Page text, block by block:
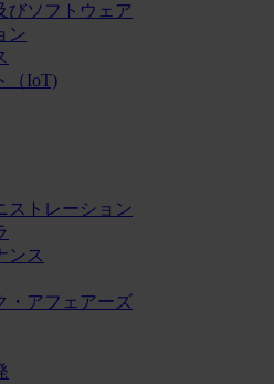
びソフトウェア
ン
（IoT)
ストレーション
ンス
・アフェアーズ